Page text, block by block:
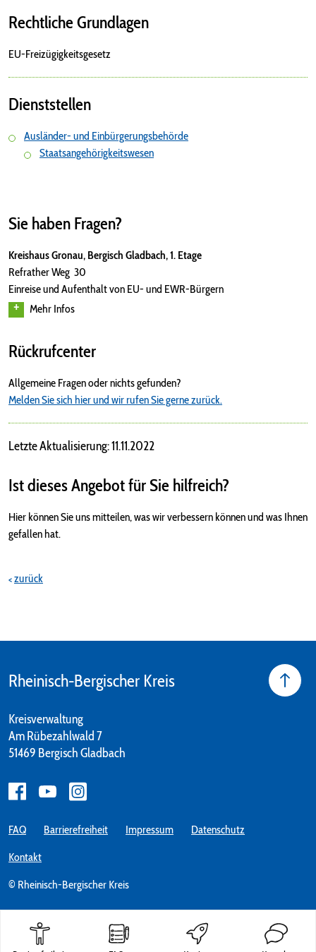
Rechtliche Grundlagen
EU-Freizügigkeitsgesetz
Dienststellen
Ausländer- und Einbürgerungsbehörde
Staatsangehörigkeitswesen
Sie haben Fragen?
Kreishaus Gronau, Bergisch Gladbach, 1. Etage
Refrather Weg 30
Einreise und Aufenthalt von EU- und EWR-Bürgern
Mehr Infos
Rückrufcenter
Allgemeine Fragen oder nichts gefunden?
Melden Sie sich hier und wir rufen Sie gerne zurück.
Letzte Aktualisierung: 11.11.2022
Ist dieses Angebot für Sie hilfreich?
Hier können Sie uns mitteilen, was wir verbessern können und was Ihnen
gefallen hat.
zurück
Rheinisch-Bergischer Kreis
Kreisverwaltung
Am Rübezahlwald 7
51469 Bergisch Gladbach
© Rheinisch-Bergischer Kreis
FAQ Barrierefreiheit Impressum Datenschutz
Kontakt